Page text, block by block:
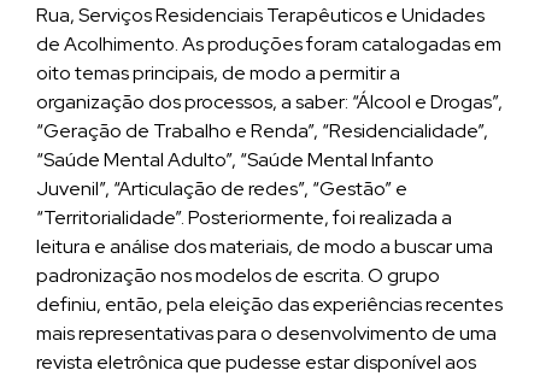
Rua, Serviços Residenciais Terapêuticos e Unidades
de Acolhimento. As produções foram catalogadas em
oito temas principais, de modo a permitir a
organização dos processos, a saber: “Álcool e Drogas”,
“Geração de Trabalho e Renda”, “Residencialidade”,
“Saúde Mental Adulto”, “Saúde Mental Infanto
Juvenil”, “Articulação de redes”, “Gestão” e
“Territorialidade”. Posteriormente, foi realizada a
leitura e análise dos materiais, de modo a buscar uma
padronização nos modelos de escrita. O grupo
definiu, então, pela eleição das experiências recentes
mais representativas para o desenvolvimento de uma
revista eletrônica que pudesse estar disponível aos